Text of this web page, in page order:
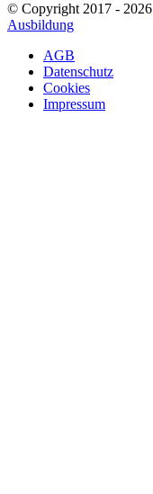
© Copyright 2017 - 2026
Ausbildung
AGB
Datenschutz
Cookies
Impressum